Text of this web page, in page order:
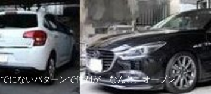
にないパターンで仲間が…なんと、オープン